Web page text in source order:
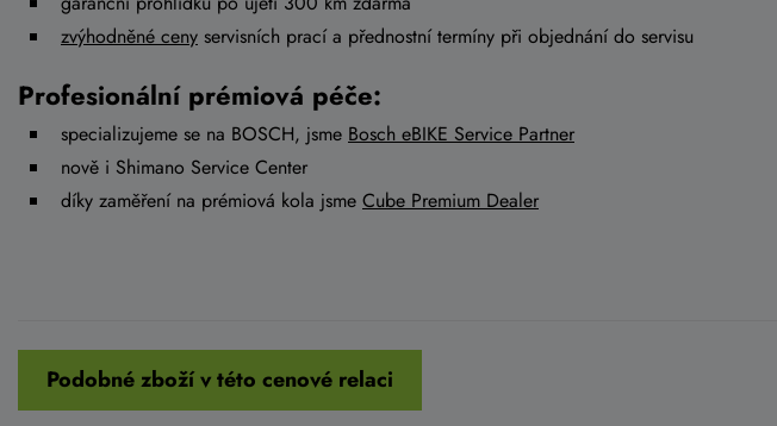
zvýhodněné ceny servisních prací a přednostní termíny při objednání do servisu
Profesionální prémiová péče:
specializujeme se na BOSCH, jsme Bosch eBIKE Service Partner
nově i Shimano Service Center
díky zaměření na prémiová kola jsme Cube Premium Dealer
Podobné zboží v této cenové relaci